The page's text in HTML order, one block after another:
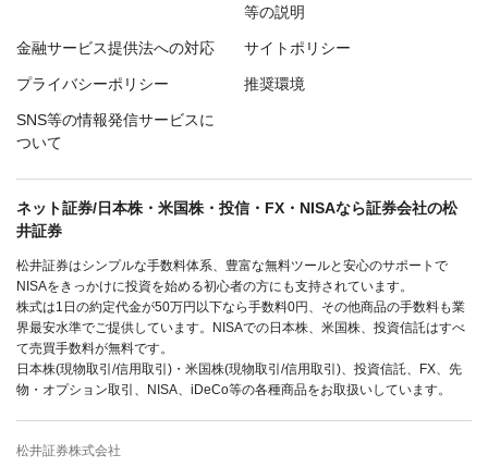
等の説明
金融サービス提供法への対応 サイトポリシー
プライバシーポリシー 推奨環境
SNS等の情報発信サービスに
ついて
ネット証券/日本株・米国株・投信・FX・NISAなら証券会社の松
井証券
松井証券はシンプルな手数料体系、豊富な無料ツールと安心のサポートで
NISAをきっかけに投資を始める初心者の方にも支持されています。
株式は1日の約定代金が50万円以下なら手数料0円、その他商品の手数料も業
界最安水準でご提供しています。NISAでの日本株、米国株、投資信託はすべ
て売買手数料が無料です。
日本株(現物取引/信用取引)・米国株(現物取引/信用取引)、投資信託、FX、先
物・オプション取引、NISA、iDeCo等の各種商品をお取扱いしています。
松井証券株式会社